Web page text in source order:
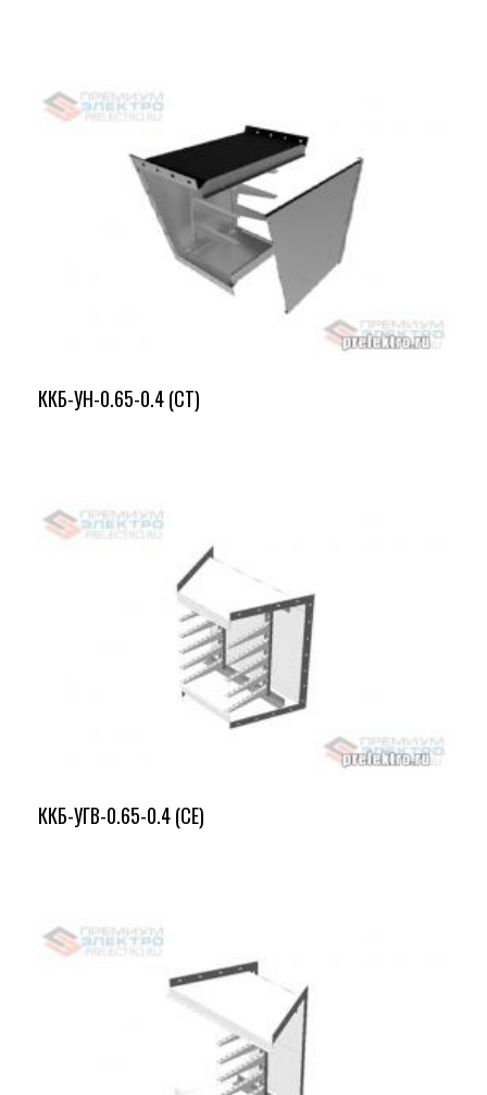
ККБ-УН-0.65-0.4 (СТ)
ККБ-УГВ-0.65-0.4 (СЕ)